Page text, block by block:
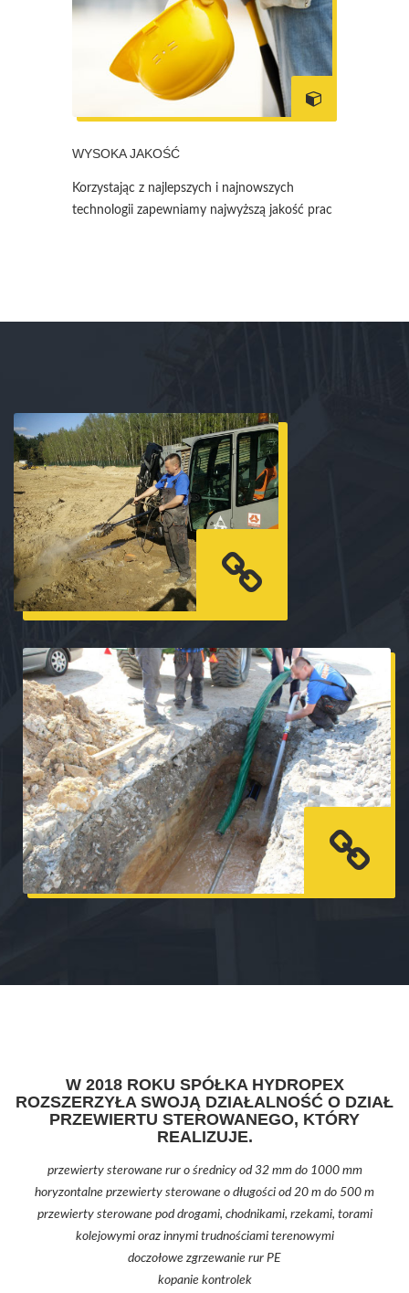
WYSOKA JAKOŚĆ
Korzystając z najlepszych i najnowszych
technologii zapewniamy najwyższą jakość prac
W 2018 ROKU SPÓŁKA HYDROPEX
ROZSZERZYŁA SWOJĄ DZIAŁALNOŚĆ O DZIAŁ
PRZEWIERTU STEROWANEGO, KTÓRY
REALIZUJE.
przewierty sterowane rur o średnicy od 32 mm do 1000 mm
horyzontalne przewierty sterowane o długości od 20 m do 500 m
przewierty sterowane pod drogami, chodnikami, rzekami, torami
kolejowymi oraz innymi trudnościami terenowymi
doczołowe zgrzewanie rur PE
kopanie kontrolek